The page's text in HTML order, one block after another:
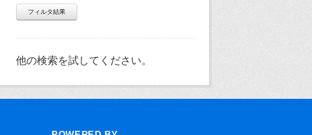
フィルタ結果
他の検索を試してください。